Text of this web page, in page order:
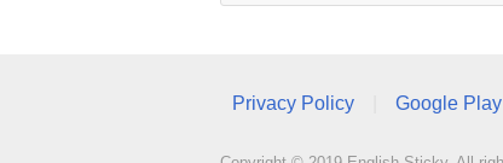
Privacy Policy Google Play